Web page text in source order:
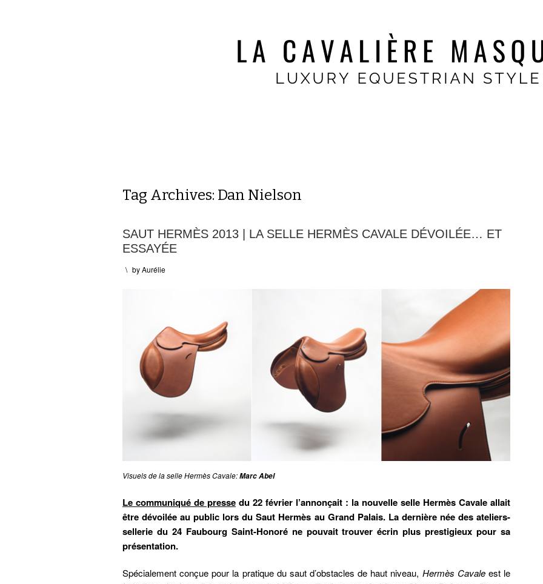
Tag Archives: Dan Nielson
SAUT HERMÈS 2013 | LA SELLE HERMÈS CAVALE DÉVOILÉE… ET
ESSAYÉE
\ byAurélie
Visuels de la selle Hermès Cavale:Marc Abel
Le communiqué de presse du 22 février l’annonçait : la nouvelle selle Hermès Cavale allait
être dévoilée au public lors du Saut Hermès au Grand Palais. La dernière née des ateliers-
sellerie du 24 Faubourg Saint-Honoré ne pouvait trouver écrin plus prestigieux pour sa
présentation.
Spécialement conçue pour la pratique du saut d’obstacles de haut niveau, Hermès Cavaleest le